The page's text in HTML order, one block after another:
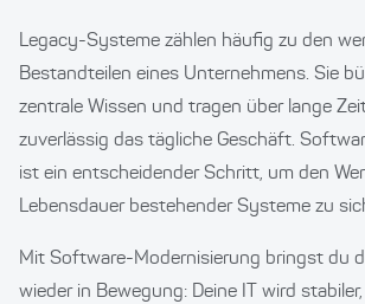
Legacy-Systeme zählen häufig zu den
Bestandteilen eines Unternehmens. Sie
zentrale Wissen und tragen über lange
zuverlässig das tägliche Geschäft.
ist ein entscheidender Schritt, um den
Lebensdauer bestehender Systeme zu
Mit Software-Modernisierung bringst du
wieder in Bewegung: Deine IT wird